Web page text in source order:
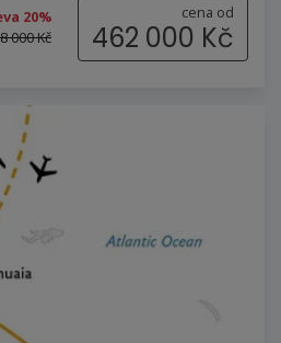
20%
000 Kč
cena od
462 000 Kč